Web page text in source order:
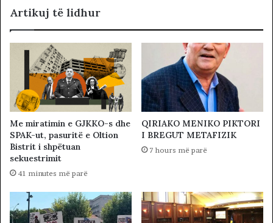
Artikuj të lidhur
Me miratimin e GJKKO-s dhe
SPAK-ut, pasuritë e Oltion
Bistrit i shpëtuan
sekuestrimit
41 minutes më parë
QIRIAKO MENIKO PIKTORI
I BREGUT METAFIZIK
7 hours më parë